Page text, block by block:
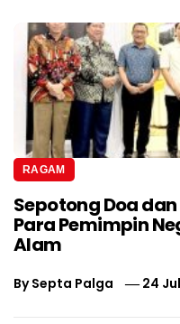
RAGAM
Sepotong Doa
Para Pemimpin
Alam
BySepta Palga 24